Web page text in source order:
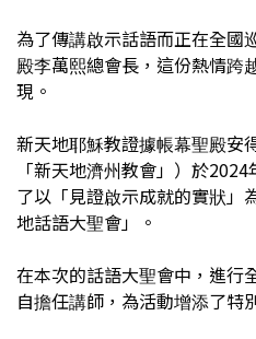
為了傳講啟示話語而正在全國
殿李萬熙總會長，這份熱情跨
現。
新天地耶穌教證據帳幕聖殿安
「新天地濟州教會」）於
了以「見證啟示成就的實狀」
地話語大聖會」。
在本次的話語大聖會中，進行
自擔任講師，為活動增添了特